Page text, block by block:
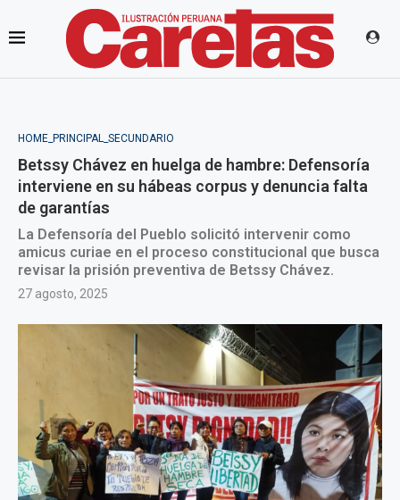
HOME_PRINCIPAL_SECUNDARIO
Betssy Chávez en huelga de hambre: Defensoría
interviene en su hábeas corpus y denuncia falta
de garantías
La Defensoría del Pueblo solicitó intervenir como
amicus curiae en el proceso constitucional que busca
revisar la prisión preventiva de Betssy Chávez.
27 agosto, 2025